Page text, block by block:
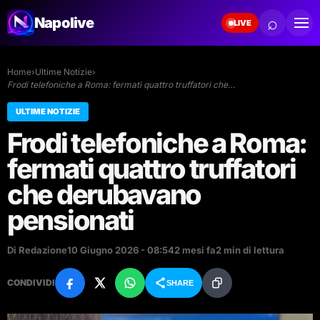
Napolive LIVE ⌕
Home›Ultime Notizie›
Frodi telefoniche a Roma: fermati quattro truffatori che…
ULTIME NOTIZIE
Frodi telefoniche a Roma:
fermati quattro truffatori
che derubavano
pensionati
Di Redazione10 Giugno 2026 - 08:542 mesi fa2 min di lettura
CONDIVIDI SHARE